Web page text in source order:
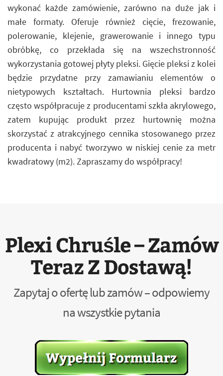
wykonać każde zamówienie, zarówno na duże jak i
małe formaty. Oferuje również cięcie, frezowanie,
polerowanie, klejenie, grawerowanie i innego typu
obróbkę, co przekłada się na wszechstronność
wykorzystania gotowej płyty pleksi. Gięcie pleksi z kolei
będzie przydatne przy zamawianiu elementów o
nietypowych kształtach. Hurtownia pleksi bardzo
często współpracuje z producentami szkła akrylowego,
zatem kupując produkt przez hurtownię można
skorzystać z atrakcyjnego cennika stosowanego przez
producenta i nabyć tworzywo w niskiej cenie za metr
kwadratowy (m2). Zapraszamy do współpracy!
Plexi Chruśle – Zamów
Teraz Z Dostawą!
Zapytaj o ofertę lub zamów – odpowiemy
na wszystkie pytania